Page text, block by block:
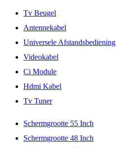
Tv Beugel
Antennekabel
Universele Afstandsbediening
Videokabel
Ci Module
Hdmi Kabel
Tv Tuner
Schermgrootte 55 Inch
Schermgrootte 48 Inch